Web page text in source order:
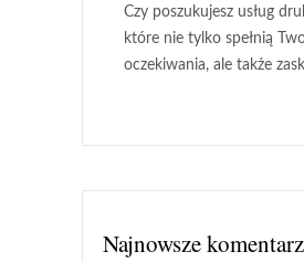
Czy poszukujesz usług
które nie tylko spełnią
oczekiwania, ale także
Najnowsze